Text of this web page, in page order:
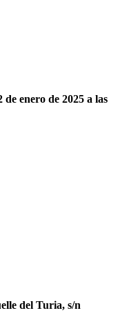
enero de 2025 a las
del Turia, s/n